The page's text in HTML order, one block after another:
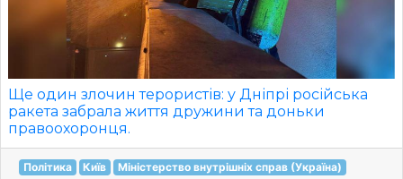
Ще один злочин терористів: у Дніпрі російська
ракета забрала життя дружини та доньки
правоохоронця.
Політика Київ Міністерство внутрішніх справ (Україна)